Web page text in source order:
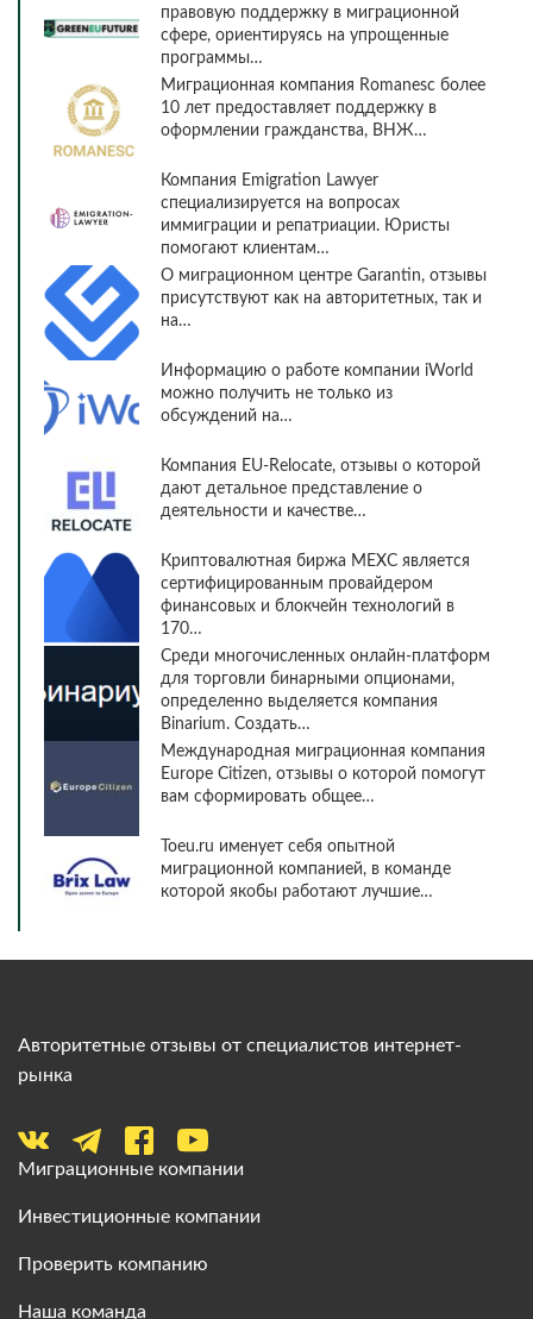
правовую поддержку в миграционной
сфере, ориентируясь на упрощенные
программы…
Миграционная компания Romanesc более
10 лет предоставляет поддержку в
оформлении гражданства, ВНЖ…
Компания Emigration Lawyer
специализируется на вопросах
иммиграции и репатриации. Юристы
помогают клиентам…
О миграционном центре Garantin, отзывы
присутствуют как на авторитетных, так и
на…
Информацию о работе компании iWorld
можно получить не только из
обсуждений на…
Компания EU-Relocate, отзывы о которой
дают детальное представление о
деятельности и качестве…
Криптовалютная биржа MEXC является
сертифицированным провайдером
финансовых и блокчейн технологий в
170…
Среди многочисленных онлайн-платформ
для торговли бинарными опционами,
определенно выделяется компания
Binarium. Создать…
Международная миграционная компания
Europe Citizen, отзывы о которой помогут
вам сформировать общее…
Toeu.ru именует себя опытной
миграционной компанией, в команде
которой якобы работают лучшие…
Авторитетные отзывы от специалистов интернет-
рынка
Миграционные компании
Инвестиционные компании
Проверить компанию
Наша команда